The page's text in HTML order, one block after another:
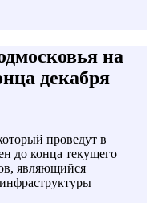
на
декабря
проведут в
до конца текущего
являющийся